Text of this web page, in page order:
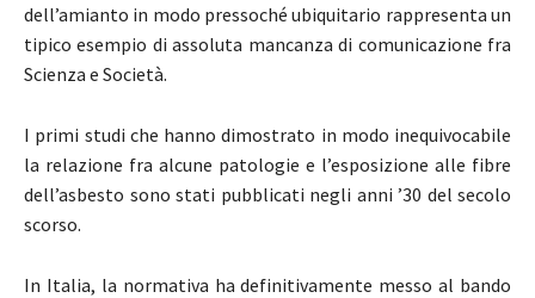
dell’amianto in modo pressoché ubiquitario rappresenta un
tipico esempio di assoluta mancanza di comunicazione fra
Scienza e Società.
I primi studi che hanno dimostrato in modo inequivocabile
la relazione fra alcune patologie e l’esposizione alle fibre
dell’asbesto sono stati pubblicati negli anni ’30 del secolo
scorso.
In Italia, la normativa ha definitivamente messo al bando